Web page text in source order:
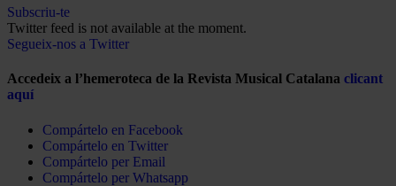
Subscriu-te
Twitter feed is not available at the moment.
Segueix-nos a Twitter
Accedeix a l’hemeroteca de la Revista Musical Catalana clicant
aquí
Compártelo en Facebook
Compártelo en Twitter
Compártelo per Email
Compártelo per Whatsapp